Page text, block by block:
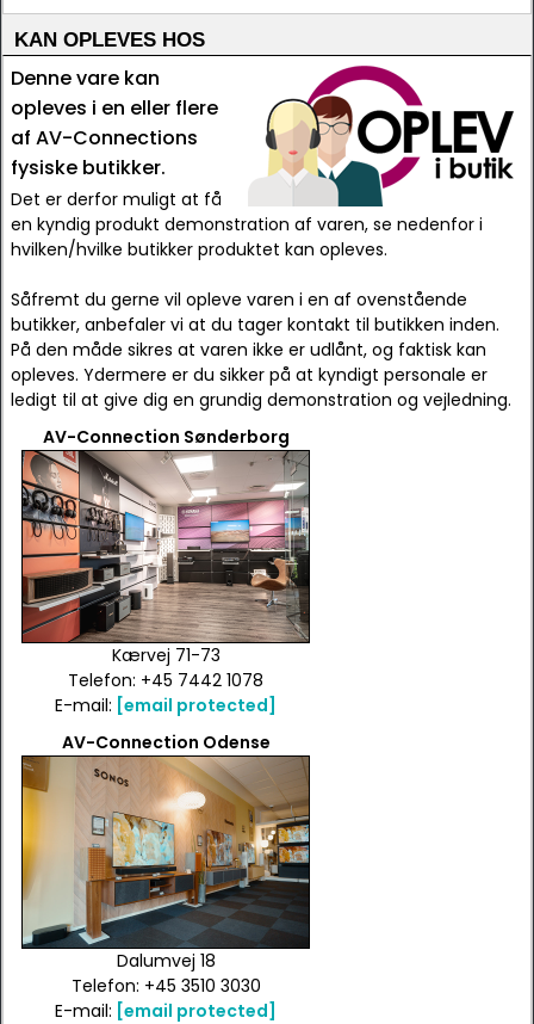
KAN OPLEVES HOS
Denne vare kan
opleves i en eller flere
af AV-Connections
fysiske butikker.
Det er derfor muligt at få
en kyndig produkt demonstration af varen, se nedenfor i
hvilken/hvilke butikker produktet kan opleves.
Såfremt du gerne vil opleve varen i en af ovenstående
butikker, anbefaler vi at du tager kontakt til butikken inden.
På den måde sikres at varen ikke er udlånt, og faktisk kan
opleves. Ydermere er du sikker på at kyndigt personale er
ledigt til at give dig en grundig demonstration og vejledning.
AV-Connection Sønderborg
Kærvej 71-73
Telefon: +45 7442 1078
E-mail: [email protected]
AV-Connection Odense
Dalumvej 18
Telefon: +45 3510 3030
E-mail: [email protected]